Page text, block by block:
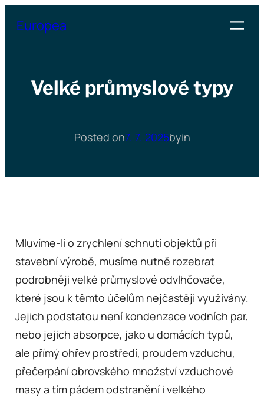
Europea
Velké průmyslové typy
Posted on7. 7. 2025byin
Mluvíme-li o zrychlení schnutí objektů při
stavební výrobě, musíme nutně rozebrat
podrobněji velké průmyslové odvlhčovače,
které jsou k těmto účelům nejčastěji využívány.
Jejich podstatou není kondenzace vodních par,
nebo jejich absorpce, jako u domácích typů,
ale přímý ohřev prostředí, proudem vzduchu,
přečerpání obrovského množství vzduchové
masy a tím pádem odstranění i velkého